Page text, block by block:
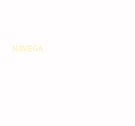
NAVEGA